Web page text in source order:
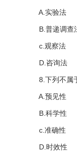
A.实验法
B.普递调查
c.观察法
D.咨询法
8.下列不属于
A.预见性
B.科学性
c.准确性
D.时效性